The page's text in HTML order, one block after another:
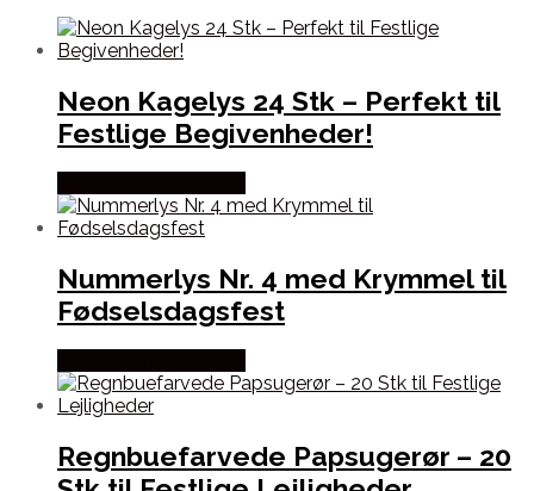
Neon Kagelys 24 Stk – Perfekt til
Festlige Begivenheder!
Nummerlys Nr. 4 med Krymmel til
Fødselsdagsfest
Regnbuefarvede Papsugerør – 20